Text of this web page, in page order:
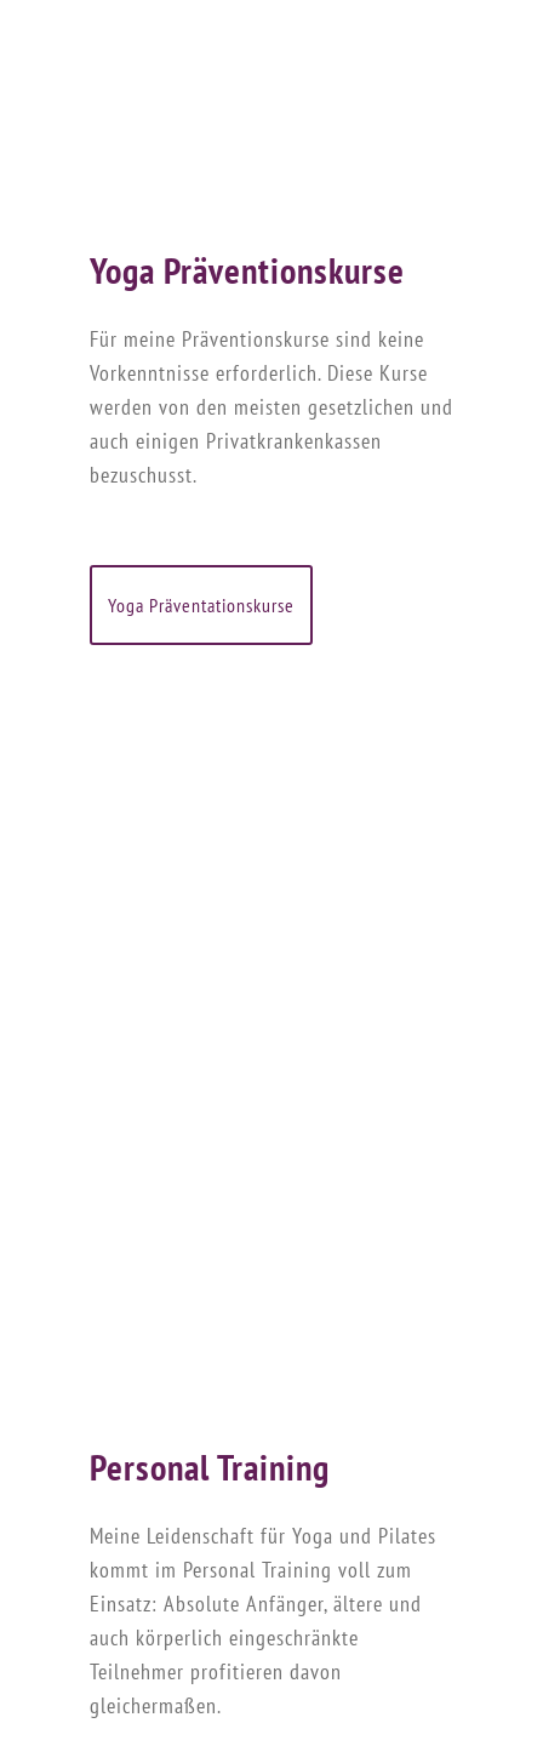
Yoga Präventionskurse
Für meine Präventionskurse sind keine
Vorkenntnisse erforderlich. Diese Kurse
werden von den meisten gesetzlichen und
auch einigen Privatkrankenkassen
bezuschusst.
Yoga Präventationskurse
Personal Training
Meine Leidenschaft für Yoga und Pilates
kommt im Personal Training voll zum
Einsatz: Absolute Anfänger, ältere und
auch körperlich eingeschränkte
Teilnehmer profitieren davon
gleichermaßen.